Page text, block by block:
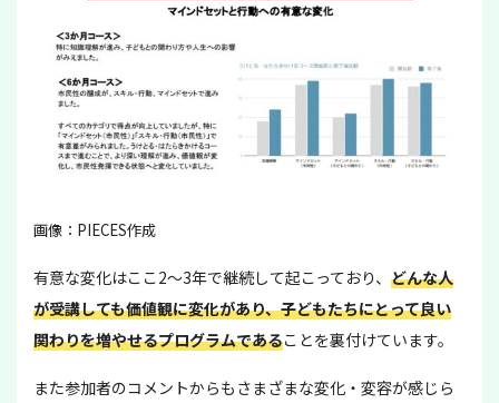
画像：PIECES作成
有意な変化はここ2〜3年で継続して起こっており、 どんな人
が受講しても価値観に変化があり、子どもたちにとって良い
関わりを増やせるプログラムであることを裏付けています。
また参加者のコメントからもさまざまな変化・変容が感じら